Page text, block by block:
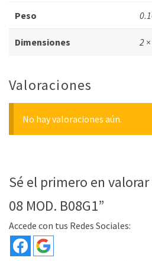
Peso
Dimensiones 2
Valoraciones
No hay valoraciones aún.
Sé el primero en valorar
08 MOD. B08G1”
Accede con tus Redes Sociales: